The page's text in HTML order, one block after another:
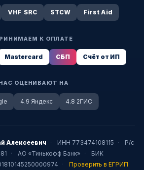
VHF SRC STCW First Aid
К ОПЛАТЕ
Mastercard СБП Счёт от ИП
ОЦЕНИВАЮТ НА
4.9 Яндекс 4.8 2ГИС
Алексеевич · ИНН 773474108115 ·
Р/с
· АО «Тинькофф Банк» ·
БИК
· Проверить в ЕГРИП